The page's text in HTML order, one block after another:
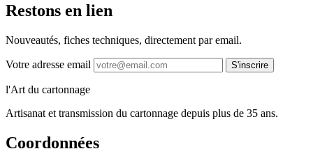
Restons en lien
Nouveautés, fiches techniques, directement par email.
Votre adresse email S'inscrire
l'Art du cartonnage
Artisanat et transmission du cartonnage depuis plus de 35 ans.
Coordonnées